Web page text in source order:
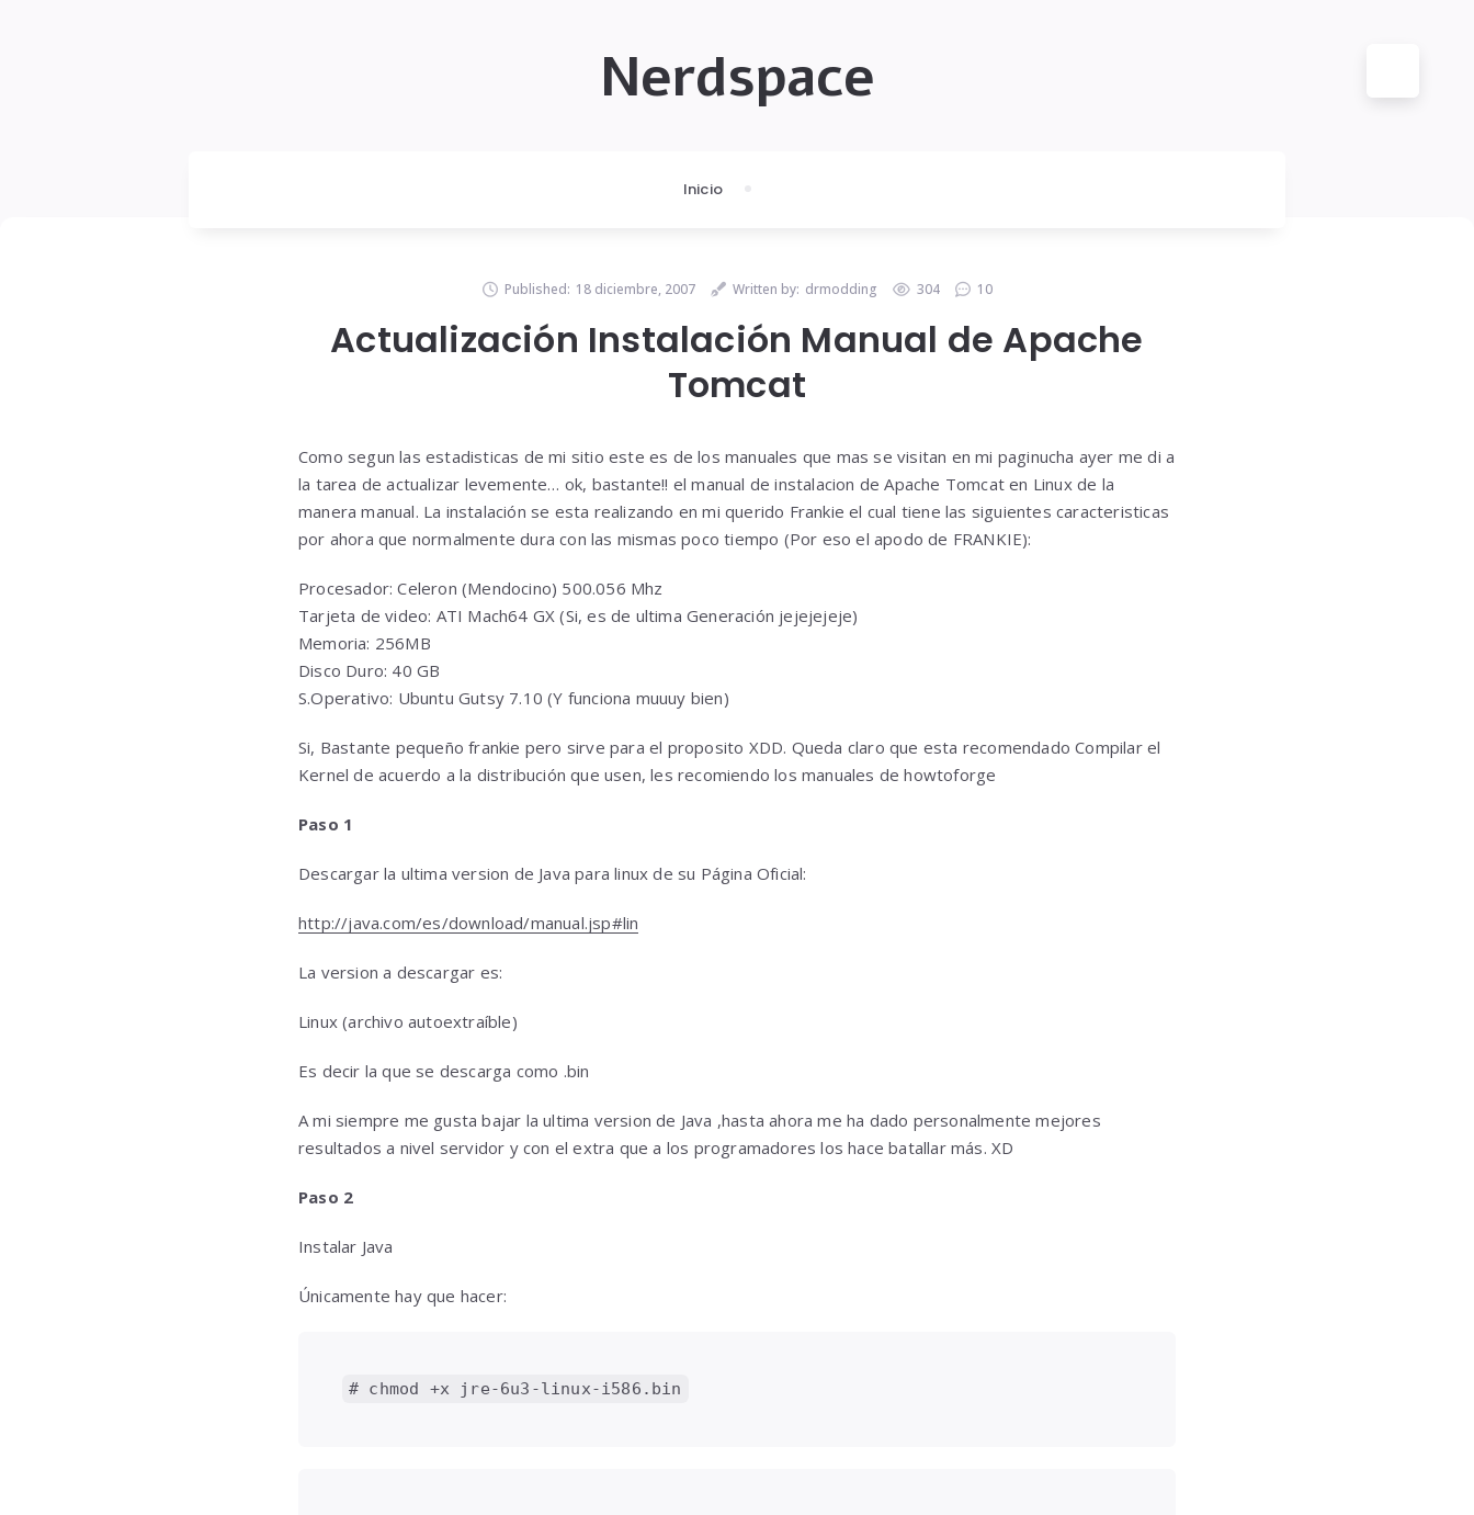
Nerdspace
Inicio
Published: 18 diciembre, 2007 Written by: drmodding 304 10
Actualización Instalación Manual de Apache
Tomcat
Como segun las estadisticas de mi sitio este es de los manuales que mas se visitan en mi paginucha ayer me di a
la tarea de actualizar levemente… ok, bastante!! el manual de instalacion de Apache Tomcat en Linux de la
manera manual. La instalación se esta realizando en mi querido Frankie el cual tiene las siguientes caracteristicas
por ahora que normalmente dura con las mismas poco tiempo (Por eso el apodo de FRANKIE):
Procesador: Celeron (Mendocino) 500.056 Mhz
Tarjeta de video: ATI Mach64 GX (Si, es de ultima Generación jejejejeje)
Memoria: 256MB
Disco Duro: 40 GB
S.Operativo: Ubuntu Gutsy 7.10 (Y funciona muuuy bien)
Si, Bastante pequeño frankie pero sirve para el proposito XDD. Queda claro que esta recomendado Compilar el
Kernel de acuerdo a la distribución que usen, les recomiendo los manuales de howtoforge
Paso 1
Descargar la ultima version de Java para linux de su Página Oficial:
http://java.com/es/download/manual.jsp#lin
La version a descargar es:
Linux (archivo autoextraíble)
Es decir la que se descarga como .bin
A mi siempre me gusta bajar la ultima version de Java ,hasta ahora me ha dado personalmente mejores
resultados a nivel servidor y con el extra que a los programadores los hace batallar más. XD
Paso 2
Instalar Java
Únicamente hay que hacer:
# chmod +x jre-6u3-linux-i586.bin